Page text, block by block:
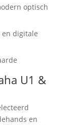
optisch
digitale
U1 &
en